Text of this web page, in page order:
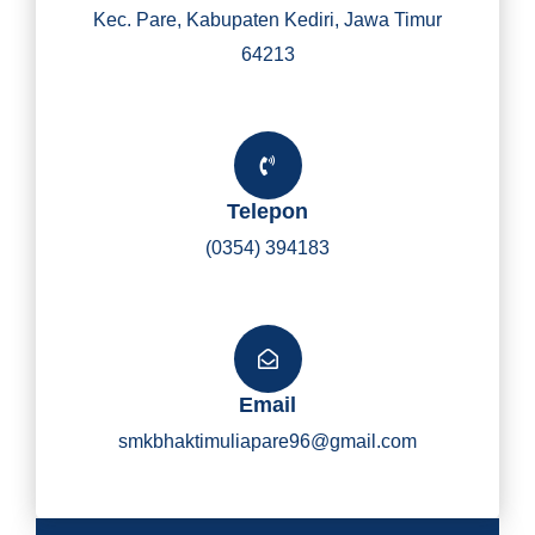
Y
I
Kec. Pare, Kabupaten Kediri, Jawa Timur
64213
Telepon
(0354) 394183
Email
smkbhaktimuliapare96@gmail.com